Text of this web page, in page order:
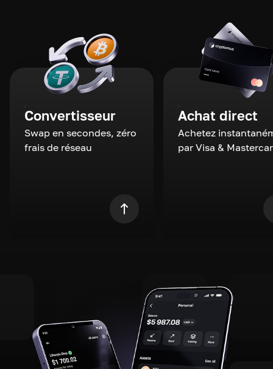
Convertisseur
Swap en secondes, zéro
frais de réseau
Achat direct
Achetez
par Visa &